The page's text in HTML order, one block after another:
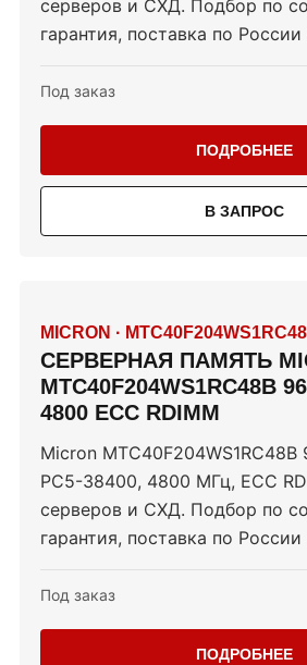
серверов и СХД. Подбор по
гарантия, поставка по
Под заказ
ПОДРОБНЕЕ
В ЗАПРОС
MICRON ·
СЕРВЕРНАЯ ПАМЯТЬ
MTC40F204WS1RC48B
4800 ECC RDIMM
Micron MTC40F204WS1RC48B
PC5-38400, 4800 МГц, ECC
серверов и СХД. Подбор по
гарантия, поставка по
Под заказ
ПОДРОБНЕЕ